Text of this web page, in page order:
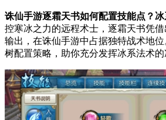
诛仙手游逐霜天书如何配置技能点？
控寒冰之力的远程术士，逐霜天书凭
输出，在诛仙手游中占据独特战术地
树配置策略，助你充分发挥冰系法术的